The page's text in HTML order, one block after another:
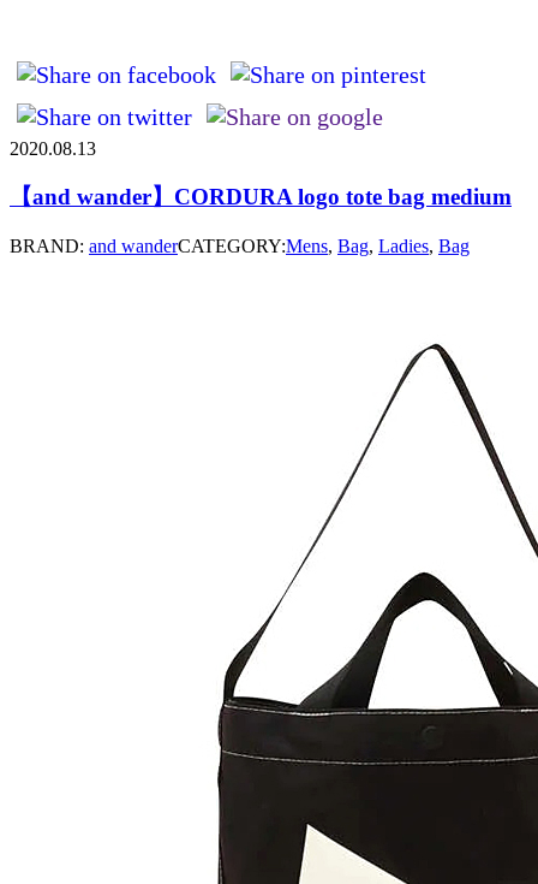
2020.08.13
【and wander】CORDURA logo tote bag medium
BRAND: and wanderCATEGORY:Mens, Bag, Ladies, Bag